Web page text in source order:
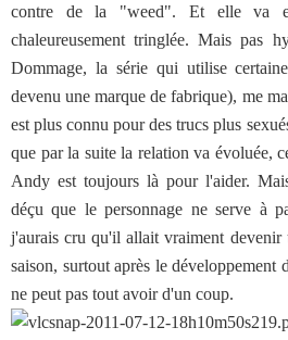
contre de la "weed". Et elle va
chaleureusement tringlée. Mais pas
Dommage, la série qui utilise
devenu une marque de fabrique), me
est plus connu pour des trucs plus
que par la suite la relation va évoluée,
Andy est toujours là pour l'aider.
déçu que le personnage ne serve à
j'aurais cru qu'il allait vraiment devenir
saison, surtout après le développement
ne peut pas tout avoir d'un coup.